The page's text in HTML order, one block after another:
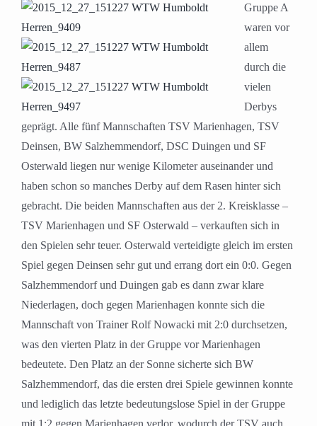
Gruppe A
waren vor
allem
durch die
vielen
Derbys
geprägt. Alle fünf Mannschaften TSV Marienhagen, TSV
Deinsen, BW Salzhemmendorf, DSC Duingen und SF
Osterwald liegen nur wenige Kilometer auseinander und
haben schon so manches Derby auf dem Rasen hinter sich
gebracht. Die beiden Mannschaften aus der 2. Kreisklasse –
TSV Marienhagen und SF Osterwald – verkauften sich in
den Spielen sehr teuer. Osterwald verteidigte gleich im ersten
Spiel gegen Deinsen sehr gut und errang dort ein 0:0. Gegen
Salzhemmendorf und Duingen gab es dann zwar klare
Niederlagen, doch gegen Marienhagen konnte sich die
Mannschaft von Trainer Rolf Nowacki mit 2:0 durchsetzen,
was den vierten Platz in der Gruppe vor Marienhagen
bedeutete. Den Platz an der Sonne sicherte sich BW
Salzhemmendorf, das die ersten drei Spiele gewinnen konnte
und lediglich das letzte bedeutungslose Spiel in der Gruppe